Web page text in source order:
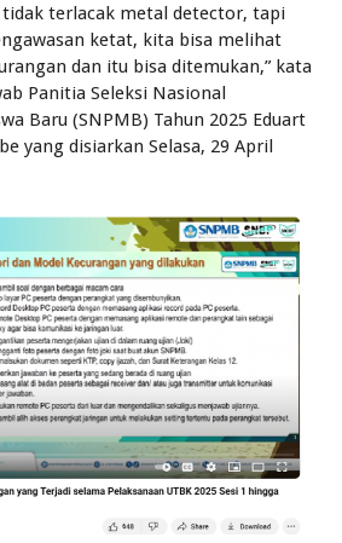
terlacak metal detector, tapi
ketat, kita bisa melihat
dan itu bisa ditemukan,” kata
Panitia Seleksi Nasional
Baru (SNPMB) Tahun 2025 Eduart
yang disiarkan Selasa, 29 April